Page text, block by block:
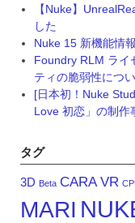
【Nuke】
した
Nuke 15 新機能情
Foundry RLM ライ
ティの脆弱性につ
[日本初！Nuke
Love 初恋」の制作
タグ
3D Beta CARA VR
MARI